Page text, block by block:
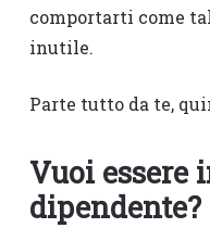
comportarti come
inutile.
Parte tutto da te,
Vuoi essere
dipendente?